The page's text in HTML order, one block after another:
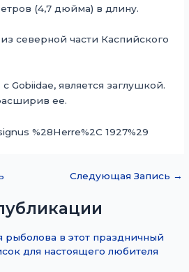
(4,7 дюйма) в длину.
с Gobiidae, является заглушкой.
ее.
Следующая Запись →
в этот праздничный
для настоящего любителя